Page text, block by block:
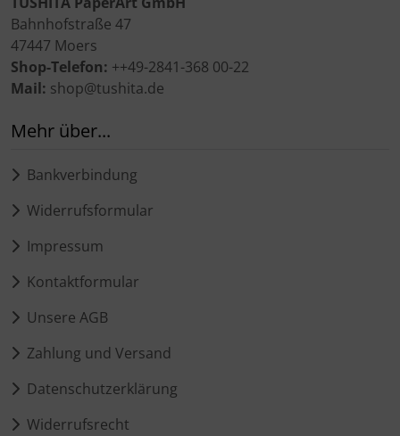
Bahnhofstraße 47
47447 Moers
Shop-Telefon: ++49-2841-368 00-22
Mail: shop@tushita.de
Mehr über...
Bankverbindung
Widerrufsformular
Impressum
Kontaktformular
Unsere AGB
Zahlung und Versand
Datenschutzerklärung
Widerrufsrecht